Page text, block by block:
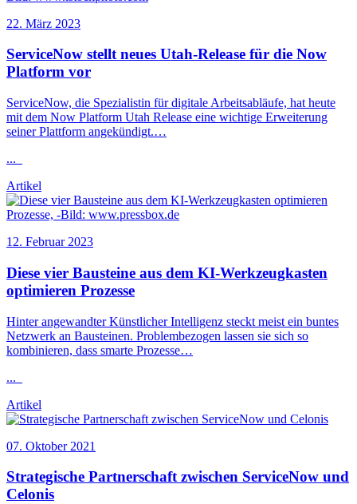
22. März 2023
ServiceNow stellt neues Utah-Release für die Now
Platform vor
ServiceNow, die Spezialistin für digitale Arbeitsabläufe, hat heute
mit dem Now Platform Utah Release eine wichtige Erweiterung
seiner Plattform angekündigt.…
...
Artikel
12. Februar 2023
Diese vier Bausteine aus dem KI-Werkzeugkasten
optimieren Prozesse
Hinter angewandter Künstlicher Intelligenz steckt meist ein buntes
Netzwerk an Bausteinen. Problembezogen lassen sie sich so
kombinieren, dass smarte Prozesse…
...
Artikel
07. Oktober 2021
Strategische Partnerschaft zwischen ServiceNow und
Celonis